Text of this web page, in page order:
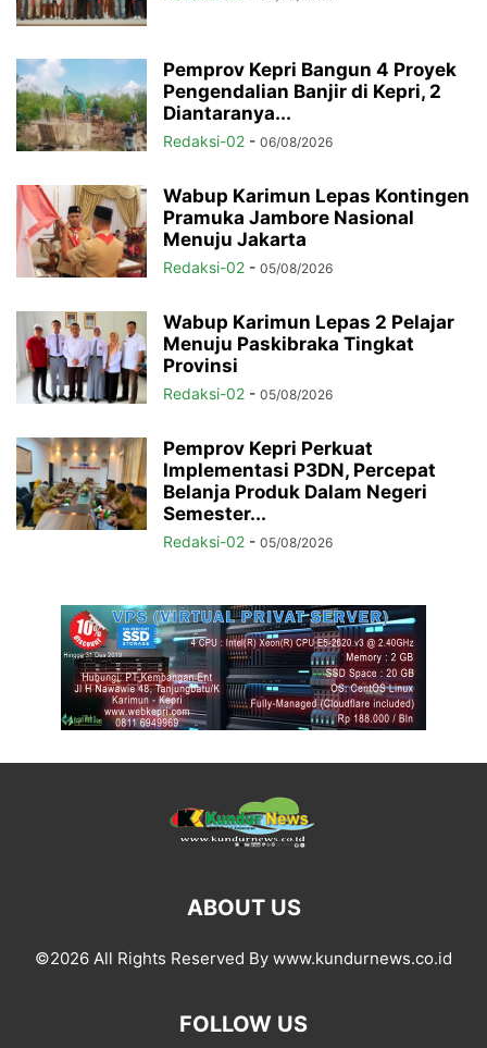
Pemprov Kepri Bangun 4 Proyek
Pengendalian Banjir di Kepri, 2
Diantaranya...
Redaksi-02 - 06/08/2026
Wabup Karimun Lepas Kontingen
Pramuka Jambore Nasional
Menuju Jakarta
Redaksi-02 - 05/08/2026
Wabup Karimun Lepas 2 Pelajar
Menuju Paskibraka Tingkat
Provinsi
Redaksi-02 - 05/08/2026
Pemprov Kepri Perkuat
Implementasi P3DN, Percepat
Belanja Produk Dalam Negeri
Semester...
Redaksi-02 - 05/08/2026
ABOUT US
©2026 All Rights Reserved By www.kundurnews.co.id
FOLLOW US